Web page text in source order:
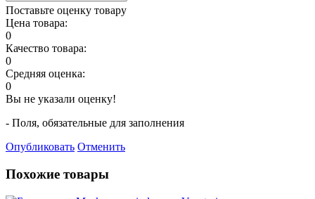
Поставьте оценку товару
Цена товара:
0
Качество товара:
0
Средняя оценка:
0
Вы не указали оценку!
- Поля, обязательные для заполнения
Опубликовать Отменить
Похожие товары